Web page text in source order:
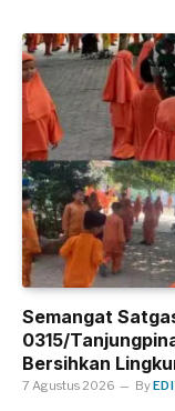
Semangat
0315/
Bersihkan
7 Agustus 2026 By